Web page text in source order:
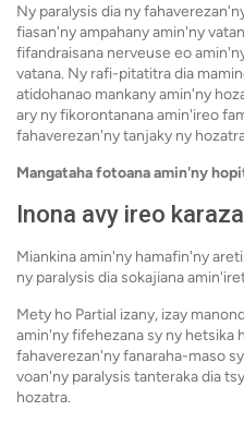
Ny paralysis dia ny
fiasan'ny ampahany amin'ny
fifandraisana nerveuse eo
vatana. Ny rafi-pitatitra dia
atidohanao mankany amin'ny
ary ny fikorontanana amin'ireo
fahaverezan'ny tanjaky ny
Mangataha fotoana amin'ny
Inona avy ireo
Miankina amin'ny hamafin'ny
ny paralysis dia sokajiana
Mety ho Partial izany, izay
amin'ny fifehezana sy ny hetsika
fahaverezan'ny fanaraha-maso
voan'ny paralysis tanteraka dia
hozatra.